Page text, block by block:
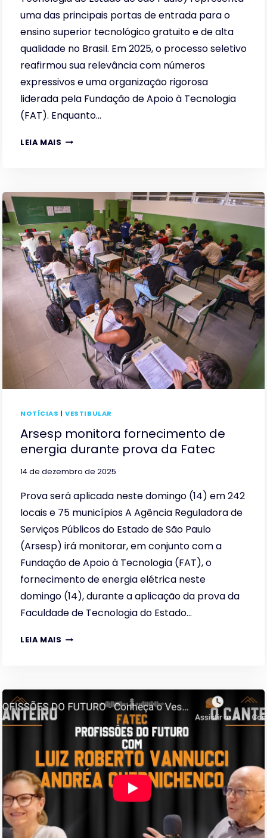
uma das principais portas de entrada para o
ensino superior tecnológico gratuito e de alta
qualidade no Brasil. Em 2025, o processo seletivo
reafirmou sua relevância com números
expressivos e uma organização rigorosa
liderada pela Fundação de Apoio à Tecnologia
(FAT). Enquanto…
LEIA MAIS FUNDAÇÃO
DO
VESTIBULAR
FATEC
NOTÍCIAS |VESTIBULAR
Arsesp monitora fornecimento de
energia durante prova da Fatec
14 de dezembro de 2025
Prova será aplicada neste domingo (14) em 242
locais e 75 municípios A Agência Reguladora de
Serviços Públicos do Estado de São Paulo
(Arsesp) irá monitorar, em conjunto com a
Fundação de Apoio à Tecnologia (FAT), o
fornecimento de energia elétrica neste
domingo (14), durante a aplicação da prova da
Faculdade de Tecnologia do Estado…
LEIA MAIS ARSESP
ENERGIA
DURANTE